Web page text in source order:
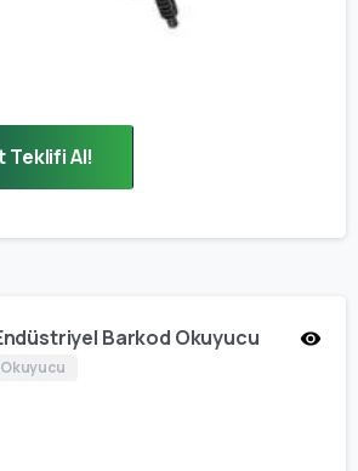
Teklifi Al!
Barkod Okuyucu